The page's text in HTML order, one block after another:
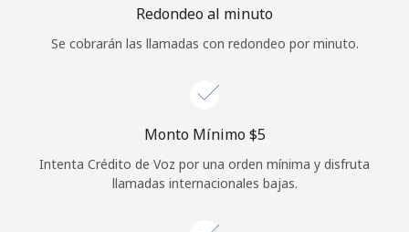
¿Olvidaste tu contraseña? →
Continuar con
Redondeo al minuto
Se cobrarán las llamadas con redondeo por minuto.
Monto Mínimo ⁦$5⁩
Intenta Crédito de Voz por una orden mínima y disfruta
llamadas internacionales bajas.